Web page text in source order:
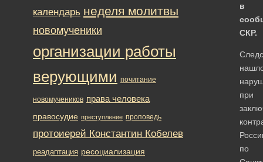
в
СКР.
при
по
календарь неделя молитвы
новомученики
организации работы
верующими почитание
новомучеников права человека
правосудие преступление проповедь
протоиерей Константин Кобелев
реадаптация ресоциализация